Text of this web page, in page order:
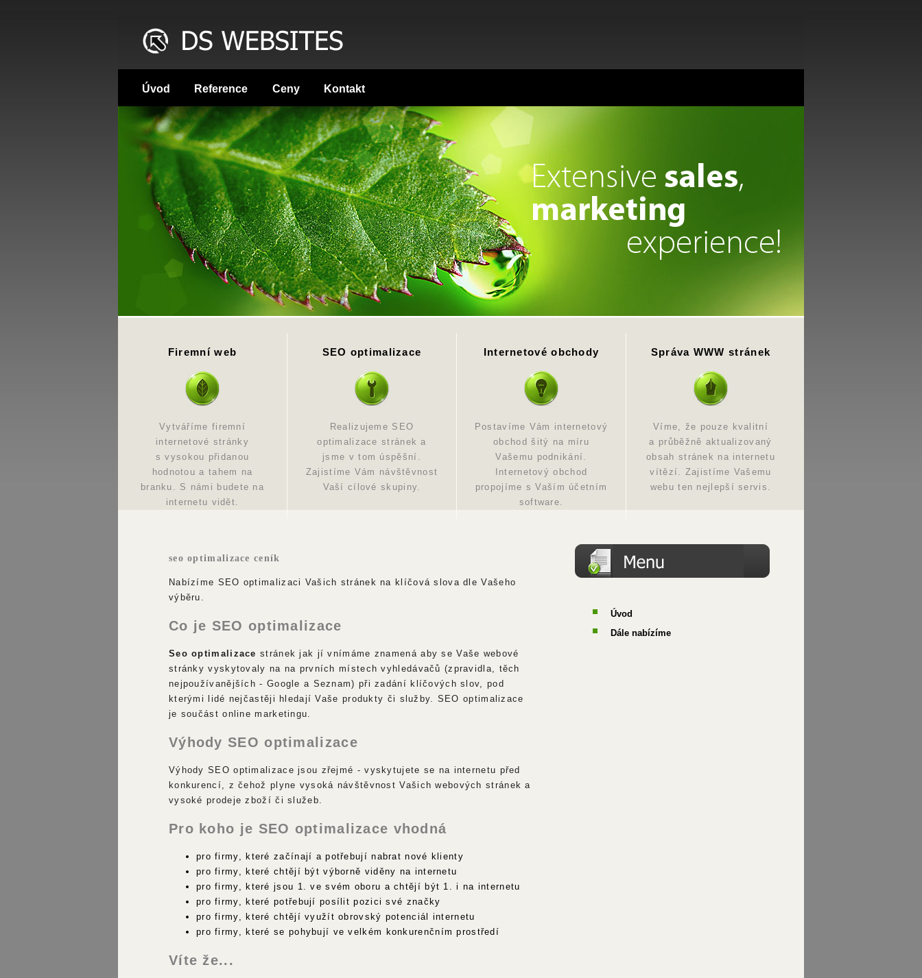
Úvod Reference Ceny Kontakt
Firemní web
Vytváříme firemní
internetové stránky
s vysokou přidanou
hodnotou a tahem na
branku. S námi budete na
internetu vidět.
SEO optimalizace
Realizujeme SEO
optimalizace stránek a
jsme v tom úspěšní.
Zajistíme Vám návštěvnost
Vaší cílové skupiny.
Internetové obchody
Postavíme Vám internetový
obchod šitý na míru
Vašemu podnikání.
Internetový obchod
propojíme s Vaším účetním
software.
Správa WWW stránek
Víme, že pouze kvalitní
a průběžně aktualizovaný
obsah stránek na internetu
vítězí. Zajistíme Vašemu
webu ten nejlepší servis.
Úvod
Dále nabízíme
seo optimalizace ceník
Nabízíme SEO optimalizaci Vašich stránek na klíčová slova dle Vašeho
výběru.
Co je SEO optimalizace
Seo optimalizace stránek jak jí vnímáme znamená aby se Vaše webové
stránky vyskytovaly na na prvních místech vyhledávačů (zpravidla, těch
nejpoužívanějších - Google a Seznam) při zadání klíčových slov, pod
kterými lidé nejčastěji hledají Vaše produkty či služby. SEO optimalizace
je součást online marketingu.
Výhody SEO optimalizace
Výhody SEO optimalizace jsou zřejmé - vyskytujete se na internetu před
konkurencí, z čehož plyne vysoká návštěvnost Vašich webových stránek a
vysoké prodeje zboží či služeb.
Pro koho je SEO optimalizace vhodná
pro firmy, které začínají a potřebují nabrat nové klienty
pro firmy, které chtějí být výborně viděny na internetu
pro firmy, které jsou 1. ve svém oboru a chtějí být 1. i na internetu
pro firmy, které potřebují posílit pozici své značky
pro firmy, které chtějí využít obrovský potenciál internetu
pro firmy, které se pohybují ve velkém konkurenčním prostředí
Víte že...